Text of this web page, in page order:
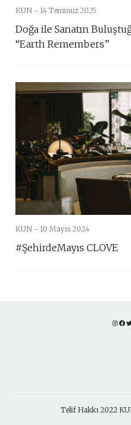
KUN - 14 Temmuz 2025
Doğa ile Sanatın
“Earth Remembers”
KUN - 10 Mayıs 2024
#ŞehirdeMayıs CLOVE
Telif Hakkı 2022